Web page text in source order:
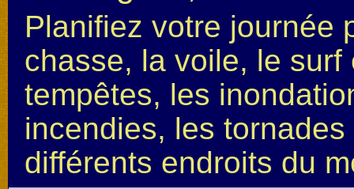
Planifiez votre journée
chasse, la voile, le
tempêtes, les
incendies, les
différents endroits du